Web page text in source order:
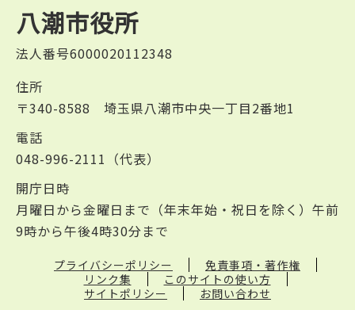
八潮市役所
法人番号6000020112348
住所
〒340-8588 埼玉県八潮市中央一丁目2番地1
電話
048-996-2111（代表）
開庁日時
月曜日から金曜日まで（年末年始・祝日を除く）午前
9時から午後4時30分まで
プライバシーポリシー
免責事項・著作権
リンク集
このサイトの使い方
サイトポリシー
お問い合わせ